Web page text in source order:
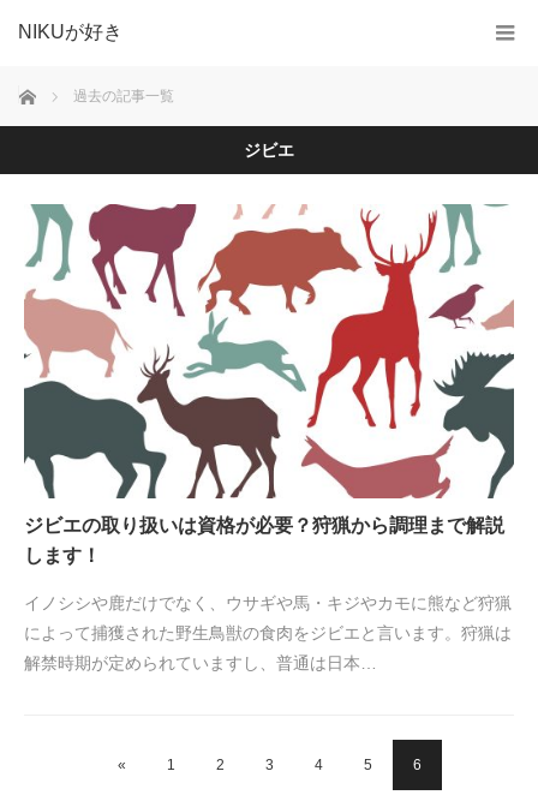
NIKUが好き
ホーム 過去の記事一覧
ジビエ
ジビエの取り扱いは資格が必要？狩猟から調理まで解説
します！
イノシシや鹿だけでなく、ウサギや馬・キジやカモに熊など狩猟
によって捕獲された野生鳥獣の食肉をジビエと言います。狩猟は
解禁時期が定められていますし、普通は日本…
« 1 2 3 4 5 6